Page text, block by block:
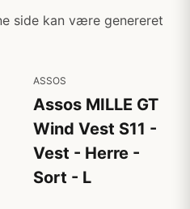
side kan være genereret
ASSOS
Assos MILLE GT
Wind Vest S11 -
Vest - Herre -
Sort - L